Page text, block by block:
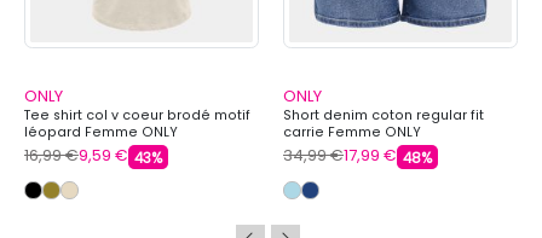
ONLY
Tee shirt col v coeur brodé motif
léopard Femme ONLY
16,99 €9,59 € 43%
ONLY
Short denim coton regular fit
carrie Femme ONLY
34,99 €17,99 € 48%